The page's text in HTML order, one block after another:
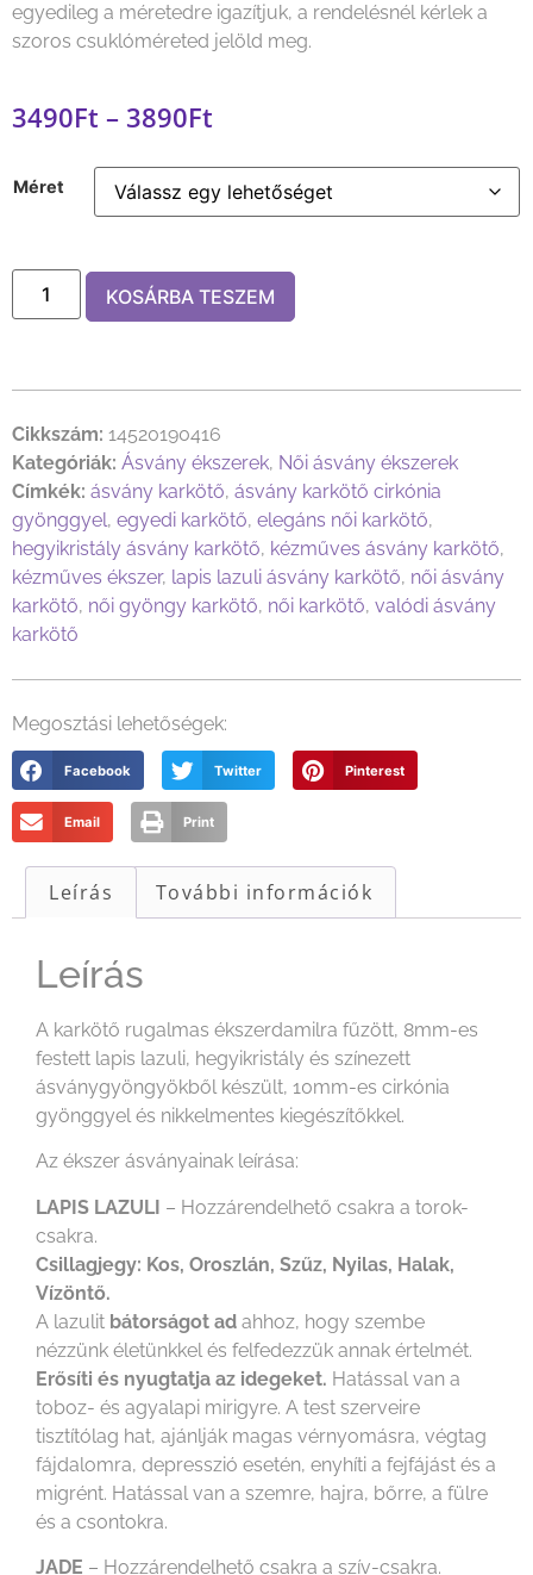
egyedileg a méretedre igazítjuk, a rendelésnél kérlek a
szoros csuklóméreted jelöld meg.
3490Ft – 3890Ft
Méret
KOSÁRBA TESZEM
Cikkszám: 14520190416
Kategóriák: Ásvány ékszerek, Női ásvány ékszerek
Címkék: ásvány karkötő, ásvány karkötő cirkónia
gyönggyel, egyedi karkötő, elegáns női karkötő,
hegyikristály ásvány karkötő, kézműves ásvány karkötő,
kézműves ékszer, lapis lazuli ásvány karkötő, női ásvány
karkötő, női gyöngy karkötő, női karkötő, valódi ásvány
karkötő
Megosztási lehetőségek:
Facebook Twitter Pinterest
Email Print
Leírás További információk
Leírás
A karkötő rugalmas ékszerdamilra fűzött, 8mm-es
festett lapis lazuli, hegyikristály és színezett
ásványgyöngyökből készült, 10mm-es cirkónia
gyönggyel és nikkelmentes kiegészítőkkel.
Az ékszer ásványainak leírása:
LAPIS LAZULI – Hozzárendelhető csakra a torok-
csakra.
Csillagjegy: Kos, Oroszlán, Szűz, Nyilas, Halak,
Vízöntő.
A lazulit bátorságot ad ahhoz, hogy szembe
nézzünk életünkkel és felfedezzük annak értelmét.
Erősíti és nyugtatja az idegeket. Hatással van a
toboz- és agyalapi mirigyre. A test szerveire
tisztítólag hat, ajánlják magas vérnyomásra, végtag
fájdalomra, depresszió esetén, enyhíti a fejfájást és a
migrént. Hatással van a szemre, hajra, bőrre, a fülre
és a csontokra.
JADE – Hozzárendelhető csakra a szív-csakra.